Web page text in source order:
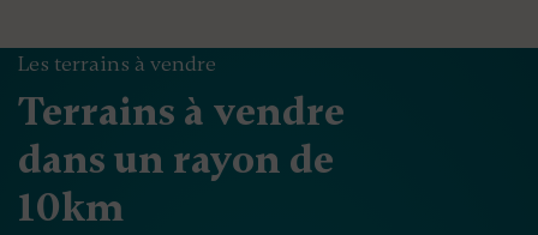
Les terrains à vendre
Terrains à vendre
dans un rayon de
10km